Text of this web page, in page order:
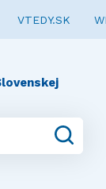
VTEDY.SK